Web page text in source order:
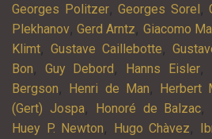
Georges Politzer, Georges Sorel ,
Plekhanov,Gerd Arntz, Giacomo
Klimt, Gustave Caillebotte,
Bon, Guy Debord , Hanns Eisler,
Bergson, Henri de Man, Herbert
(Gert) Jospa, Honoré de Balzac,
Huey P. Newton, Hugo Chàvez,